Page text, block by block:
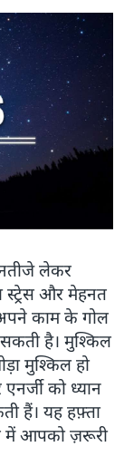
लेकर
स्ट्रेस और मेहनत
काम के गोल
है। मुश्किल
मुश्किल हो
को ध्यान
हैं। यह हफ़्ता
में आपको ज़रूरी